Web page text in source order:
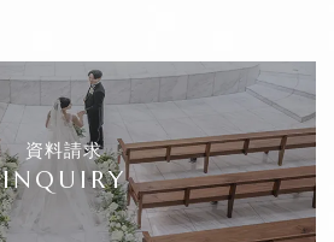
資料請求
INQUIRY